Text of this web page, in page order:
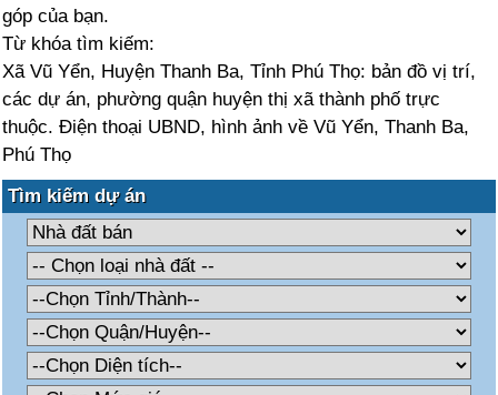
góp của bạn.
Từ khóa tìm kiếm:
Xã Vũ Yển, Huyện Thanh Ba, Tỉnh Phú Thọ: bản đồ vị trí,
các dự án, phường quận huyện thị xã thành phố trực
thuộc. Điện thoại UBND, hình ảnh về Vũ Yển, Thanh Ba,
Phú Thọ
Tìm kiếm dự án